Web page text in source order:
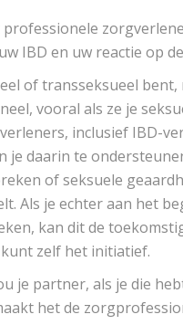
IBD en uw reactie op
of transseksueel
vooral als ze je
inclusief IBD-
daarin te
of seksuele
Als je echter aan het
kan dit de
zelf het initiatief.
je partner, als je die
het de